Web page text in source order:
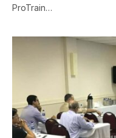
ProTrain…